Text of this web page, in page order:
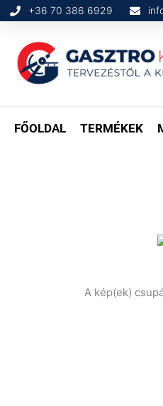
Skip
to
content
+36 70 386 6929
FŐOLDAL TERMÉKEK
A kép(ek)